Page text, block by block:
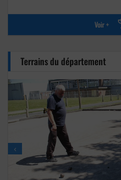
Voir +
Terrains du département